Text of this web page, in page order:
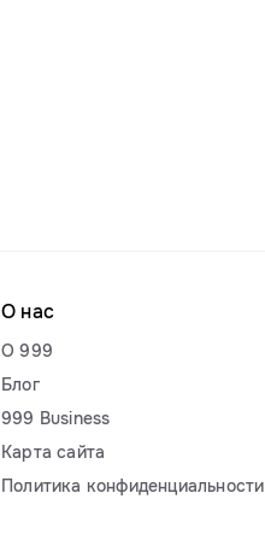
О нас
О 999
Блог
999 Business
Карта сайта
Политика конфиденциальности